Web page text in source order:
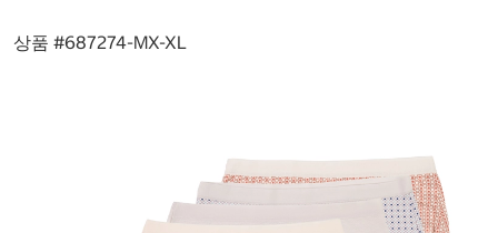
상품 #687274-MX-XL